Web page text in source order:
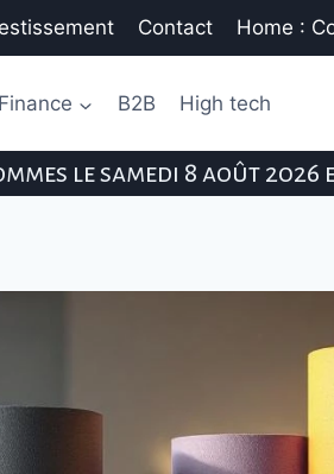
Contact Home :
Finance B2B High tech
le samedi 8 août 2026